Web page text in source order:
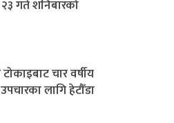
गते शनिबारको
चार वर्षीय
लागि हेटौँडा